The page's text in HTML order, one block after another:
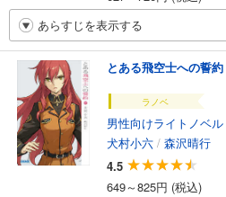
あらすじを表示する
とある飛空士への誓約
ラノベ
男性向けライトノベル
犬村小六 / 森沢晴行
4.5
649～825円 (税込)